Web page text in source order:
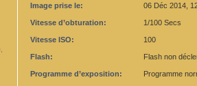
Image prise le: 06 Déc 2014,
Vitesse d’obturation: 1/100 Secs
Vitesse ISO: 100
Flash: Flash non
Programme d’exposition: Programme